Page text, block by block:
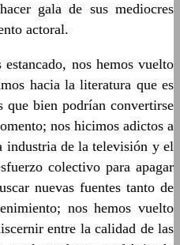
gala de sus mediocres
actoral.
estancado, nos hemos vuelto
hacia la literatura que es
que bien podrían convertirse
nos hicimos adictos a
industria de la televisión y el
colectivo para apagar
nuevas fuentes tanto de
nos hemos vuelto
entre la calidad de las